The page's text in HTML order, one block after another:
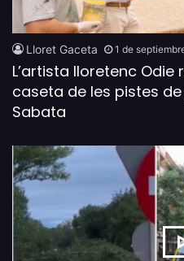
Lloret Gaceta 1 de
L’artista lloretenc
caseta de les pistes
Sabata